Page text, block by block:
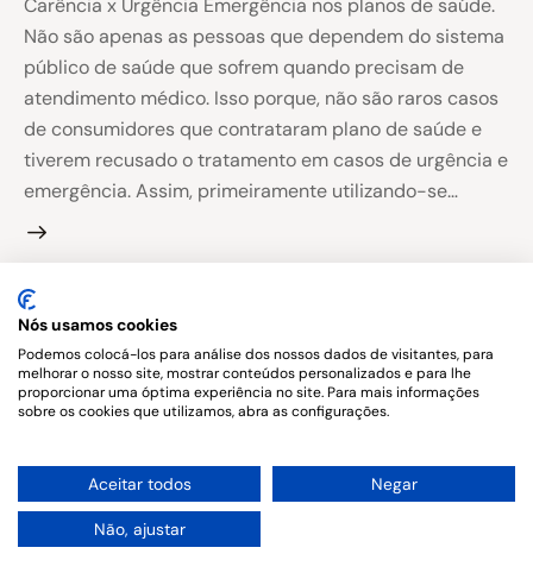
Carência x Urgência Emergência nos planos de saúde.
Não são apenas as pessoas que dependem do sistema
público de saúde que sofrem quando precisam de
atendimento médico. Isso porque, não são raros casos
de consumidores que contrataram plano de saúde e
tiverem recusado o tratamento em casos de urgência e
emergência. Assim, primeiramente utilizando-se…
Copyright © 2026. All rights reserved.
Nós usamos cookies
Podemos colocá-los para análise dos nossos dados de visitantes, para
melhorar o nosso site, mostrar conteúdos personalizados e para lhe
proporcionar uma óptima experiência no site. Para mais informações
sobre os cookies que utilizamos, abra as configurações.
Aceitar todos Negar
Não, ajustar